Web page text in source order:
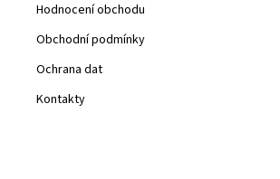
Hodnocení obchodu
Obchodní podmínky
Ochrana dat
Kontakty